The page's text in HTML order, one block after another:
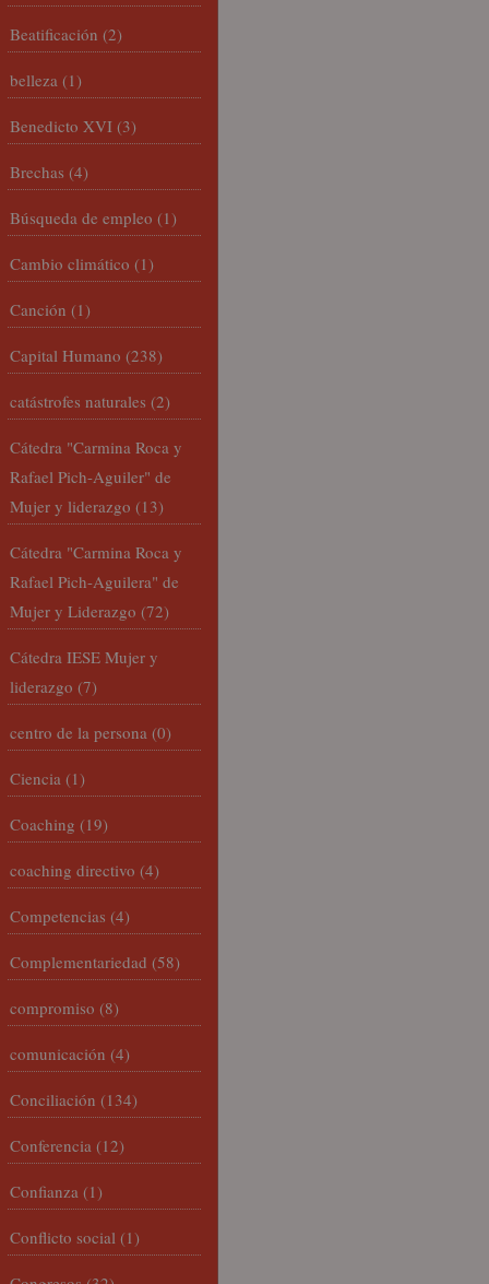
Beatificación (2)
belleza (1)
Benedicto XVI (3)
Brechas (4)
Búsqueda de empleo (1)
Cambio climático (1)
Canción (1)
Capital Humano (238)
catástrofes naturales (2)
Cátedra "Carmina Roca y
Rafael Pich-Aguiler" de
Mujer y liderazgo (13)
Cátedra "Carmina Roca y
Rafael Pich-Aguilera" de
Mujer y Liderazgo (72)
Cátedra IESE Mujer y
liderazgo (7)
centro de la persona (0)
Ciencia (1)
Coaching (19)
coaching directivo (4)
Competencias (4)
Complementariedad (58)
compromiso (8)
comunicación (4)
Conciliación (134)
Conferencia (12)
Confianza (1)
Conflicto social (1)